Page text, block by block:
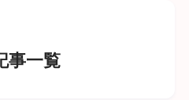
事一覧